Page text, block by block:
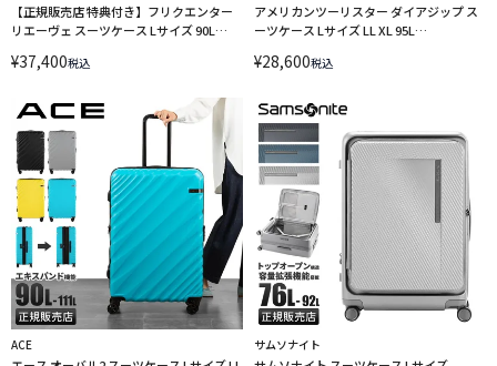
【正規販売店 特典付き】フリクエンター
リエーヴェ スーツケース Lサイズ 90L
プ キャリーケース FREQUENTER LIEVE 1-
¥37,400税込
アメリカンツーリスター ダイアジップ ス
ーツケース Lサイズ LL XL 95L
¥28,600税込
ACE サムソナイト